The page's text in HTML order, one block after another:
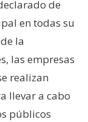
de
en todas su
la
las empresas
realizan
llevar a cabo
públicos